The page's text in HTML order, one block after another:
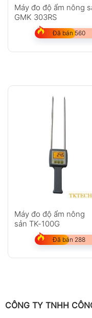
Máy đo độ ẩm nông
GMK 303RS
Đã bán 560
Máy đo độ ẩm nông
sản TK-100G
Đã bán 288
CÔNG TY TNHH